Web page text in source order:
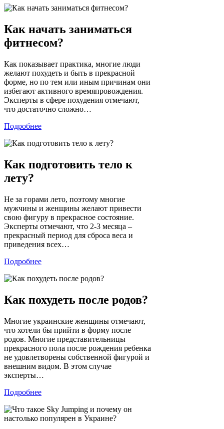
Как начать заниматься
фитнесом?
Как показывает практика, многие люди
желают похудеть и быть в прекрасной
форме, но по тем или иным причинам они
избегают активного времяпровождения.
Эксперты в сфере похудения отмечают,
что достаточно сложно…
Подробнее
Как подготовить тело к
лету?
Не за горами лето, поэтому многие
мужчины и женщины желают привести
свою фигуру в прекрасное состояние.
Эксперты отмечают, что 2-3 месяца –
прекрасный период для сброса веса и
приведения всех…
Подробнее
Как похудеть после родов?
Многие украинские женщины отмечают,
что хотели бы прийти в форму после
родов. Многие представительницы
прекрасного пола после рождения ребенка
не удовлетворены собственной фигурой и
внешним видом. В этом случае
эксперты…
Подробнее